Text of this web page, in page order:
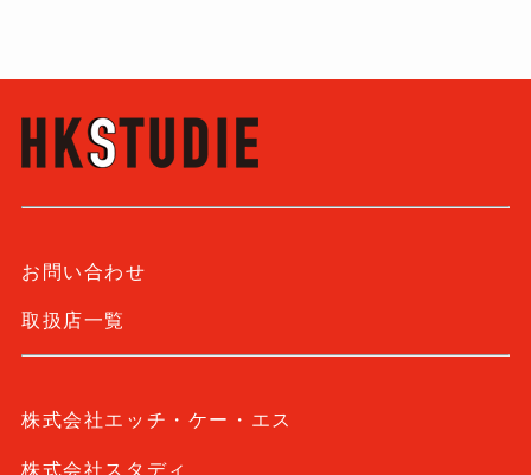
お問い合わせ
取扱店一覧
株式会社エッチ・ケー・エス
株式会社スタディ